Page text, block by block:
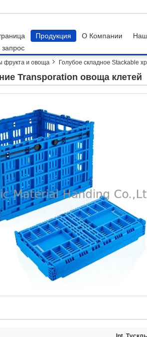
Продукция О Компании
фрукта и овоща Голубое складное Stackable
Transporation овоща клетей